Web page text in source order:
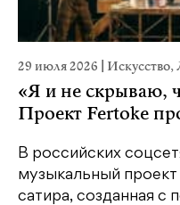
29 июля 2026 Искусство,
«Я и не скрываю,
Проект Fertoke
В российских
музыкальный проект
сатира, созданная